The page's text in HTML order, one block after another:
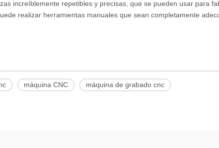
increíblemente repetibles y precisas, que se pueden usar para
realizar herramientas manuales que sean completamente
máquina CNC máquina de grabado cnc